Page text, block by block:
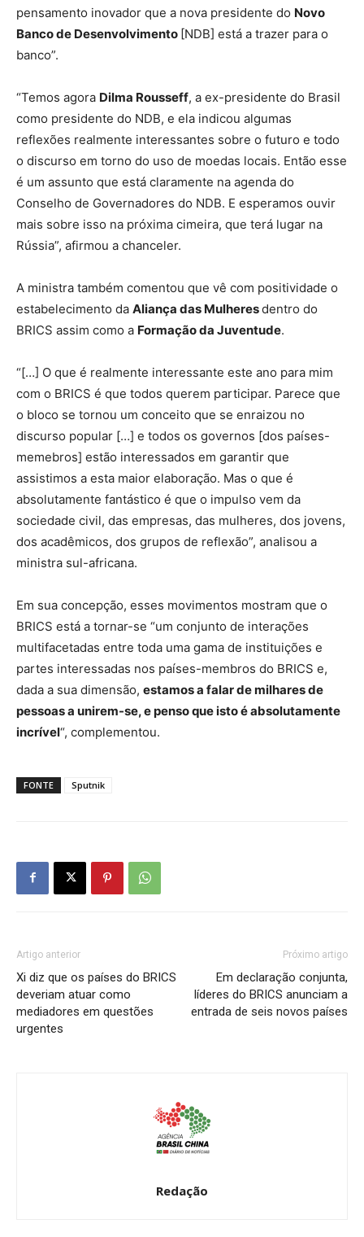
pensamento inovador que a nova presidente do Novo
Banco de Desenvolvimento [NDB] está a trazer para o
banco”.
“Temos agora Dilma Rousseff, a ex-presidente do Brasil
como presidente do NDB, e ela indicou algumas
reflexões realmente interessantes sobre o futuro e todo
o discurso em torno do uso de moedas locais. Então esse
é um assunto que está claramente na agenda do
Conselho de Governadores do NDB. E esperamos ouvir
mais sobre isso na próxima cimeira, que terá lugar na
Rússia”, afirmou a chanceler.
A ministra também comentou que vê com positividade o
estabelecimento da Aliança das Mulheresdentro do
BRICS assim como a Formação da Juventude.
“[…] O que é realmente interessante este ano para mim
com o BRICS é que todos querem participar. Parece que
o bloco se tornou um conceito que se enraizou no
discurso popular […] e todos os governos [dos países-
memebros] estão interessados em garantir que
assistimos a esta maior elaboração. Mas o que é
absolutamente fantástico é que o impulso vem da
sociedade civil, das empresas, das mulheres, dos jovens,
dos acadêmicos, dos grupos de reflexão”, analisou a
ministra sul-africana.
Em sua concepção, esses movimentos mostram que o
BRICS está a tornar-se “um conjunto de interações
multifacetadas entre toda uma gama de instituições e
partes interessadas nos países-membros do BRICS e,
dada a sua dimensão, estamos a falar de milhares de
pessoas a unirem-se, e penso que isto é absolutamente
incrível“, complementou.
FONTE Sputnik
Artigo anterior
Xi diz que os países do BRICS
deveriam atuar como
mediadores em questões
urgentes
Próximo artigo
Em declaração conjunta,
líderes do BRICS anunciam a
entrada de seis novos países
Redação